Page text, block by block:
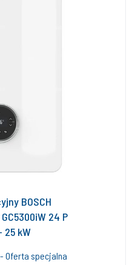
BOSCH
24 P
25 kW
- Oferta specjalna